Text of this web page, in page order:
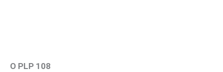
O PLP 108